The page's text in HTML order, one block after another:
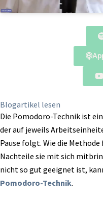
Blogartikel lesen
Die Pomodoro-Technik ist
der auf jeweils
Pause folgt. Wie die
Nachteile sie mit sich
nicht so gut geeignet ist,
Pomodoro-Technik.